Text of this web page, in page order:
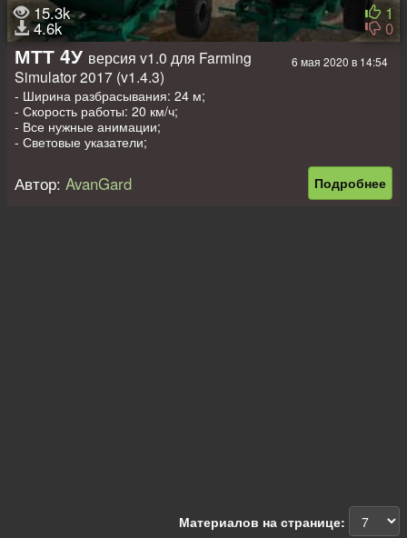
15.3k
4.6k
1
0
6 мая 2020 в 14:54
МТТ 4У версия v1.0 для Farming
Simulator 2017 (v1.4.3)
- Ширина разбрасывания: 24 м;
- Скорость работы: 20 км/ч;
- Все нужные анимации;
- Световые указатели;
- Цена в магазине: 11286 долларов;
Подробнее
Автор: AvanGard
Материалов на странице: